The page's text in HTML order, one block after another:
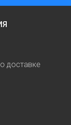
доставке